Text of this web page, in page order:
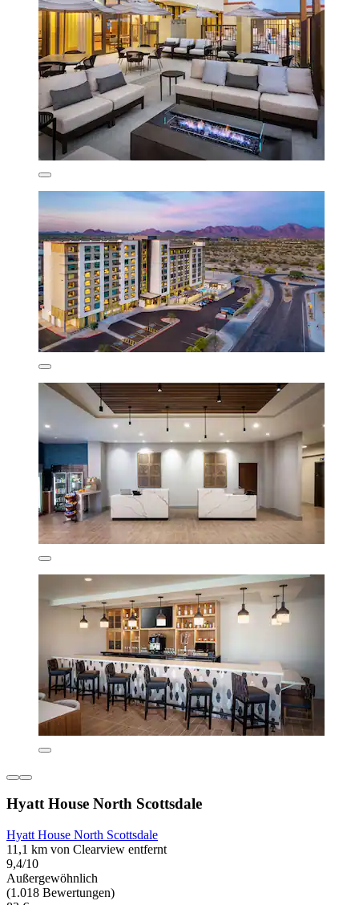
Hyatt House North Scottsdale
Hyatt House North Scottsdale
11,1 km von Clearview entfernt
9,4/10
Außergewöhnlich
(1.018 Bewertungen)